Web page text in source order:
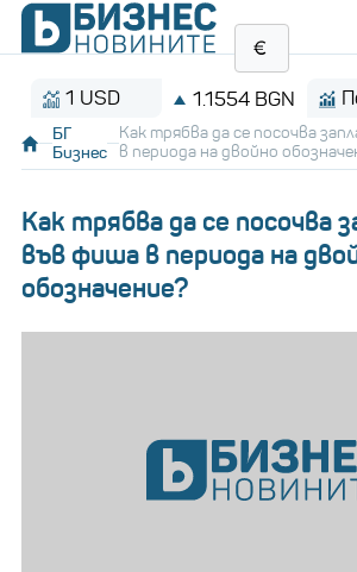
1 USD 1.1554 BGN Петрол
БГ
Бизнес
Как трябва да се посочва
в периода на двойно
Как трябва да се посочва
във фиша в периода на
обозначение?